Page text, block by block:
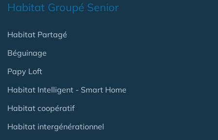
Habitat Groupé Senior
Habitat Partagé
Béguinage
Papy Loft
Habitat Intelligent - Smart Home
Habitat coopératif
Habitat intergénérationnel